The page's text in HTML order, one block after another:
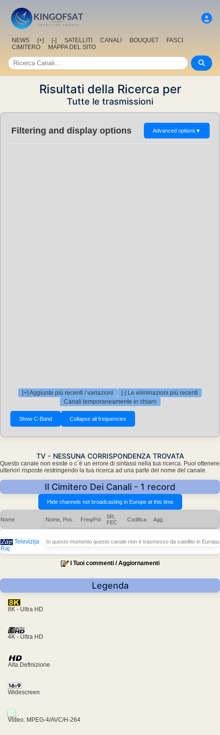
NEWS [+] [-] SATELLITI CANALI BOUQUET
FASCI
CIMITERO
MAPPA DEL SITO
Risultati della Ricerca per
Tutte le trasmissioni
Filtering and display options Advanced options ▼
[+] Aggiunte più recenti / variazioni
[-] Le eliminazioni più recenti
Canali temporaneamente in chiaro
TV - NESSUNA CORRISPONDENZA TROVATA
Questo canale non esiste o c´è un errore di sintassi nella tua ricerca. Puoi ottenere
ulteriori risposte restringendo la tua ricerca ad una parte del nome del canale.
Il Cimitero Dei Canali - 1 record
Nome Nome, Pos. Freq/Pol
SR,
FEC
Codifica Agg.
Televizija
Raj
In questo momento questo canale non è trasmesso da satellite in Europa
I Tuoi commenti / Aggiornamenti
Legenda
8K - Ultra HD
4K - Ultra HD
Alta Definizione
Widescreen
Video: MPEG-4/AVC/H-264